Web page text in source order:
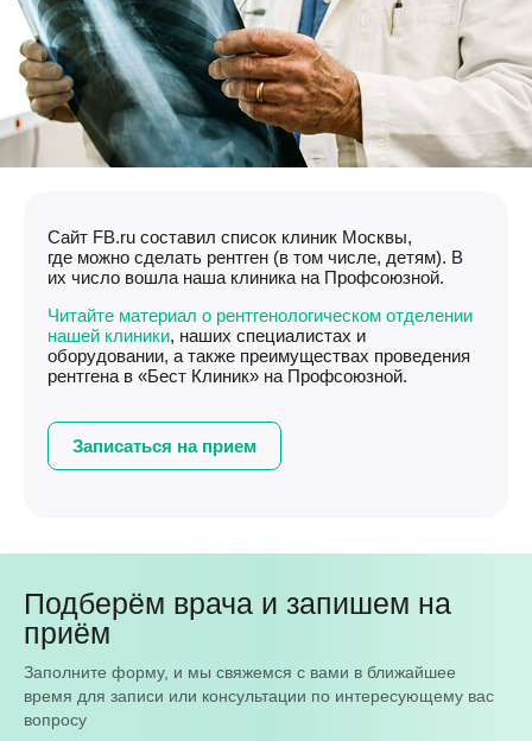
Сайт FB.ru составил список клиник Москвы,
где можно сделать рентген (в том числе, детям). В
их число вошла наша клиника на Профсоюзной.
Читайте материал о рентгенологическом отделении
нашей клиники, наших специалистах и
оборудовании, а также преимуществах проведения
рентгена в «Бест Клиник» на Профсоюзной.
Записаться на прием
Подберём врача и запишем на
приём
Заполните форму, и мы свяжемся с вами в ближайшее
время для записи или консультации по интересующему вас
вопросу